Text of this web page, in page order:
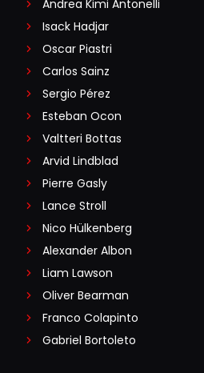
Andrea Kimi Antonelli
Isack Hadjar
Oscar Piastri
Carlos Sainz
Sergio Pérez
Esteban Ocon
Valtteri Bottas
Arvid Lindblad
Pierre Gasly
Lance Stroll
Nico Hülkenberg
Alexander Albon
Liam Lawson
Oliver Bearman
Franco Colapinto
Gabriel Bortoleto